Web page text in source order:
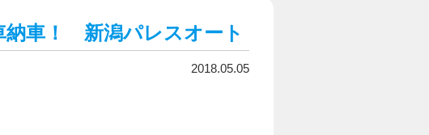
納車！ 新潟パレスオート
2018.05.05